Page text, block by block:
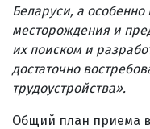
Беларуси, а особенно
месторождения и
их поиском и
достаточно
трудоустройства».
Общий план приема в